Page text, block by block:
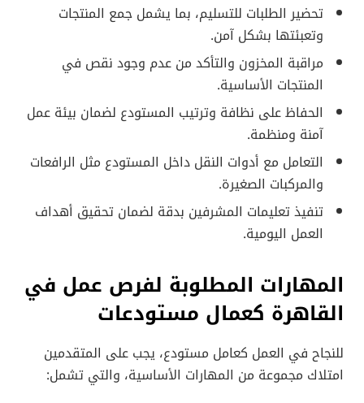
تحضير الطلبات للتسليم، بما يشمل جمع المنتجات
وتعبئتها بشكل آمن.
مراقبة المخزون والتأكد من عدم وجود نقص في
المنتجات الأساسية.
الحفاظ على نظافة وترتيب المستودع لضمان بيئة عمل
آمنة ومنظمة.
التعامل مع أدوات النقل داخل المستودع مثل الرافعات
والمركبات الصغيرة.
تنفيذ تعليمات المشرفين بدقة لضمان تحقيق أهداف
العمل اليومية.
المهارات المطلوبة لفرص عمل في
القاهرة كعمال مستودعات
للنجاح في العمل كعامل مستودع، يجب على المتقدمين
امتلاك مجموعة من المهارات الأساسية، والتي تشمل: